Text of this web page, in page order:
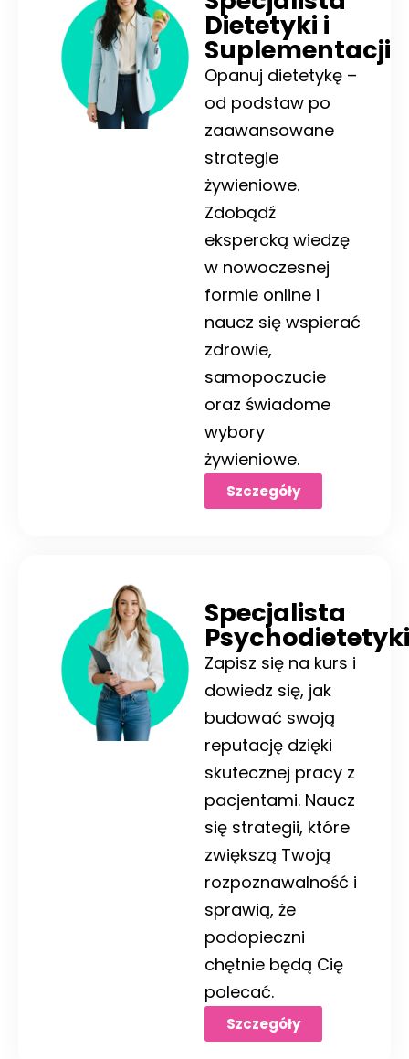
Dietetyki i
Suplementacji
Opanuj dietetykę –
od podstaw po
zaawansowane
strategie
żywieniowe.
Zdobądź
ekspercką wiedzę
w nowoczesnej
formie online i
naucz się wspierać
zdrowie,
samopoczucie
oraz świadome
wybory
żywieniowe.
Szczegóły
Specjalista
Psychodietetyki
Zapisz się na kurs i
dowiedz się, jak
budować swoją
reputację dzięki
skutecznej pracy z
pacjentami. Naucz
się strategii, które
zwiększą Twoją
rozpoznawalność i
sprawią, że
podopieczni
chętnie będą Cię
polecać.
Szczegóły